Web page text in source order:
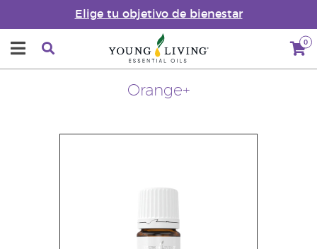
Elige tu objetivo de bienestar
0
Orange+